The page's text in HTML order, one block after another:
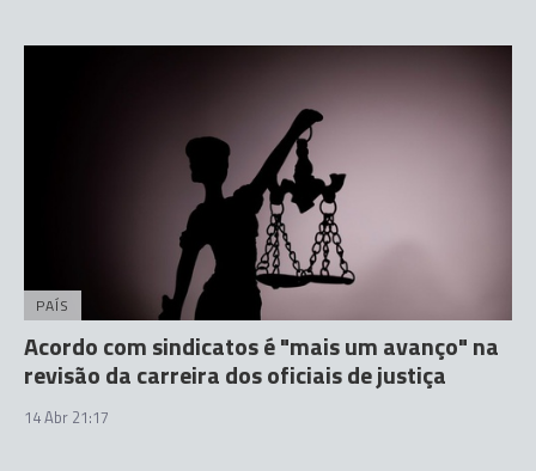
PAÍS
Acordo com sindicatos é "mais um avanço" na
revisão da carreira dos oficiais de justiça
14 Abr 21:17